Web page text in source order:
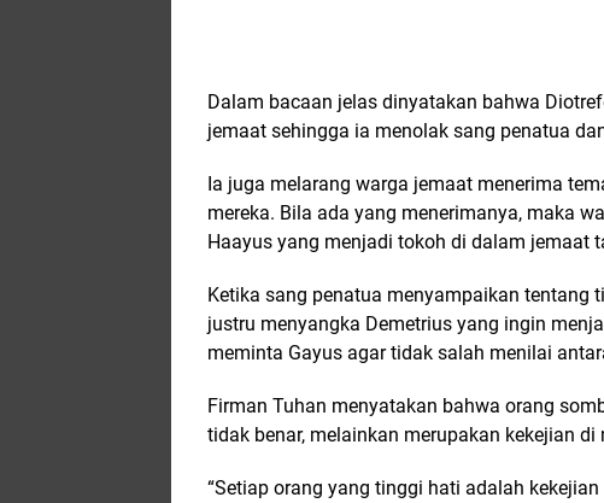
Dalam bacaan jelas dinyatakan bahwa
jemaat sehingga ia menolak sang penatua
Ia juga melarang warga jemaat menerima
mereka. Bila ada yang menerimanya, maka
Haayus yang menjadi tokoh di dalam jemaat
Ketika sang penatua menyampaikan tentang
justru menyangka Demetrius yang ingin
meminta Gayus agar tidak salah menilai
Firman Tuhan menyatakan bahwa orang
tidak benar, melainkan merupakan kekejian di
“Setiap orang yang tinggi hati adalah